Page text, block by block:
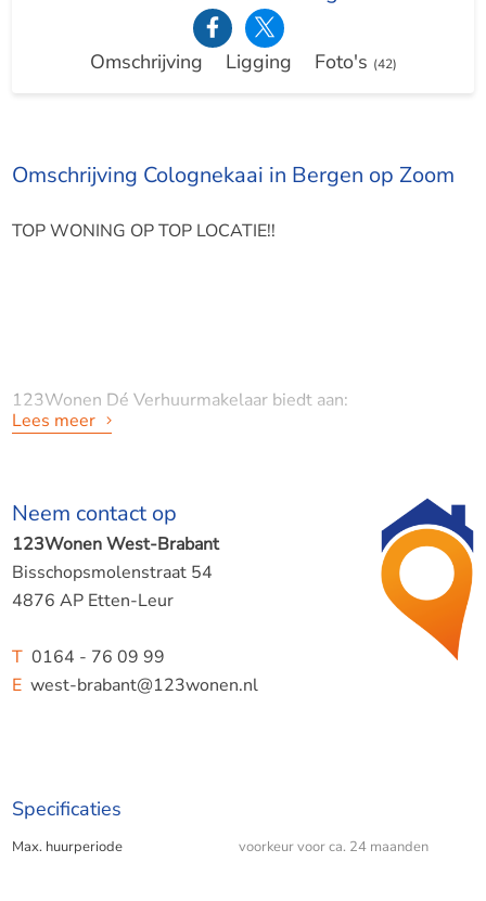
Omschrijving Ligging Foto's (42)
Omschrijving Colognekaai in Bergen op Zoom
TOP WONING OP TOP LOCATIE!!
123Wonen Dé Verhuurmakelaar biedt aan:
WAT EEN GEWELDIGE WONING!!
SMAAKVOL INGERICHT, PRACHTIGE LOCATIE EN
ENERGIELABEL A+++
Entree met toilet en meterkast
Lees meer
Neem contact op
123Wonen West-Brabant
Bisschopsmolenstraat 54
4876 AP Etten-Leur
T0164 - 76 09 99
Ewest-brabant@123wonen.nl
Specificaties
Max. huurperiode voorkeur voor ca. 24 maanden